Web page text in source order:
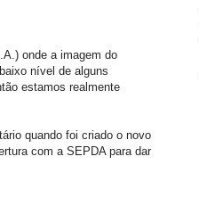
onde a imagem do
nível de alguns
estamos realmente
quando foi criado o novo
com a SEPDA para dar